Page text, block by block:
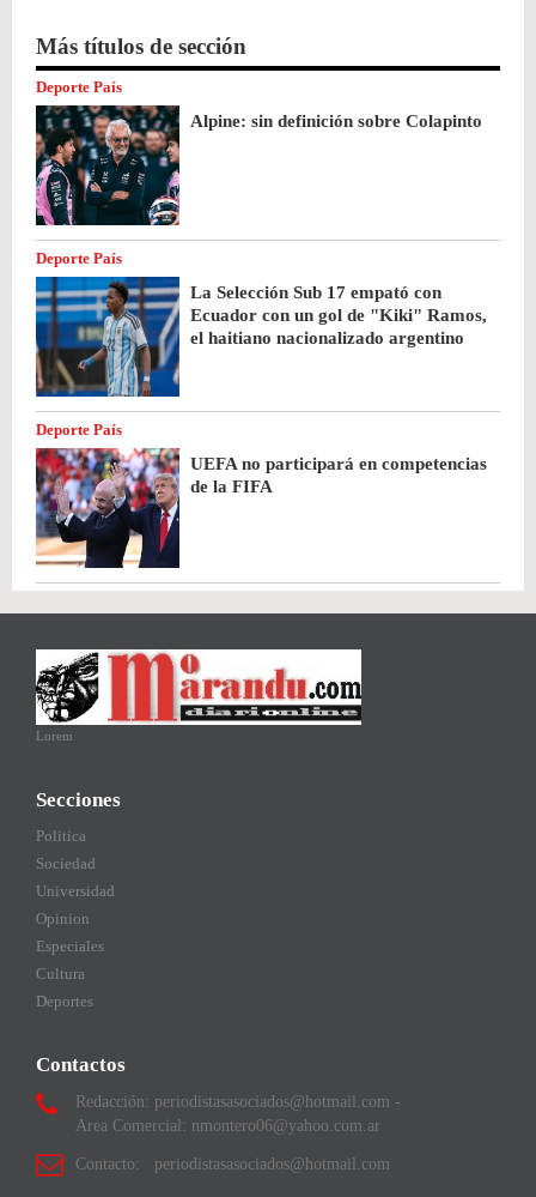
Más títulos de sección
Deporte País
Alpine: sin definición sobre Colapinto
Deporte País
La Selección Sub 17 empató con
Ecuador con un gol de "Kiki" Ramos,
el haitiano nacionalizado argentino
Deporte País
UEFA no participará en competencias
de la FIFA
Lorem
Secciones
Politica
Sociedad
Universidad
Opinion
Especiales
Cultura
Deportes
Contactos
Redacción: periodistasasociados@hotmail.com -
Area Comercial: nmontero06@yahoo.com.ar
Contacto: periodistasasociados@hotmail.com